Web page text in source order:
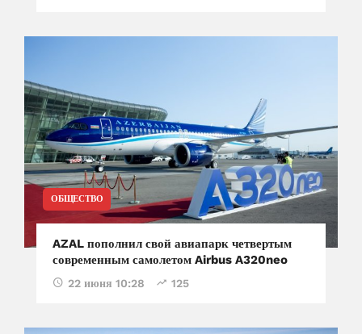
ОБЩЕСТВО
AZAL пополнил свой авиапарк четвертым
современным самолетом Airbus A320neo
22 июня 10:28 125